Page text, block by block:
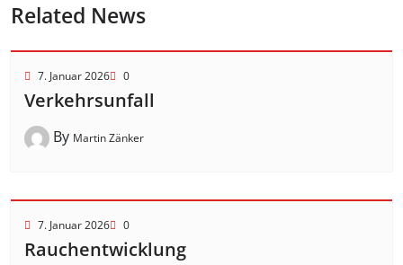
Related News
7. Januar 2026 0
Verkehrsunfall
By Martin Zänker
7. Januar 2026 0
Rauchentwicklung